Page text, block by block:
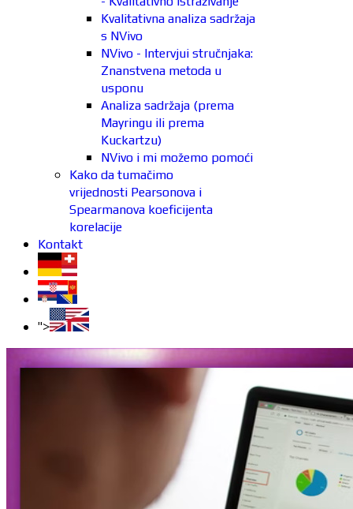
Kvalitativna analiza sadržaja
s NVivo
NVivo - Intervjui stručnjaka:
Znanstvena metoda u
usponu
Analiza sadržaja (prema
Mayringu ili prema
Kuckartzu)
NVivo i mi možemo pomoći
Kako da tumačimo
vrijednosti Pearsonova i
Spearmanova koeficijenta
korelacije
Kontakt
">